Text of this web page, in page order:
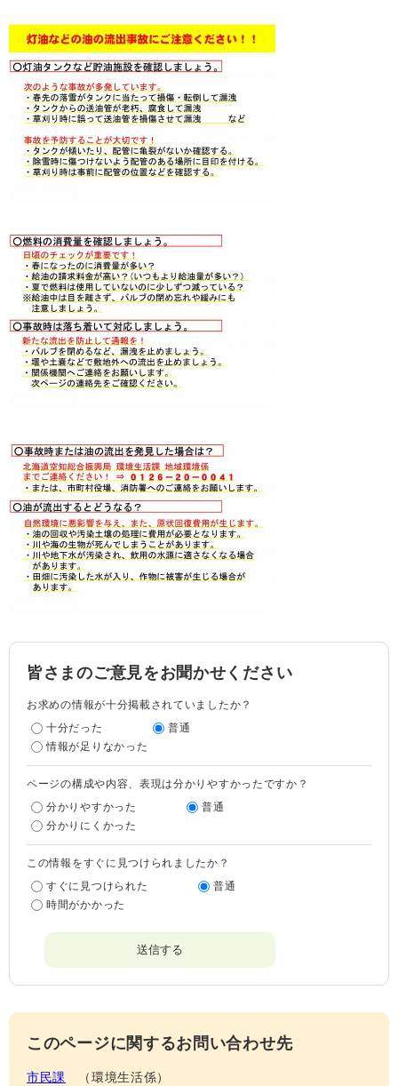
皆さまのご意見をお聞かせください
お求めの情報が十分掲載されていましたか？
十分だった
普通
情報が足りなかった
ページの構成や内容、表現は分かりやすかったですか？
分かりやすかった
普通
分かりにくかった
この情報をすぐに見つけられましたか？
すぐに見つけられた
普通
時間がかかった
このページに関するお問い合わせ先
市民課
環境生活係